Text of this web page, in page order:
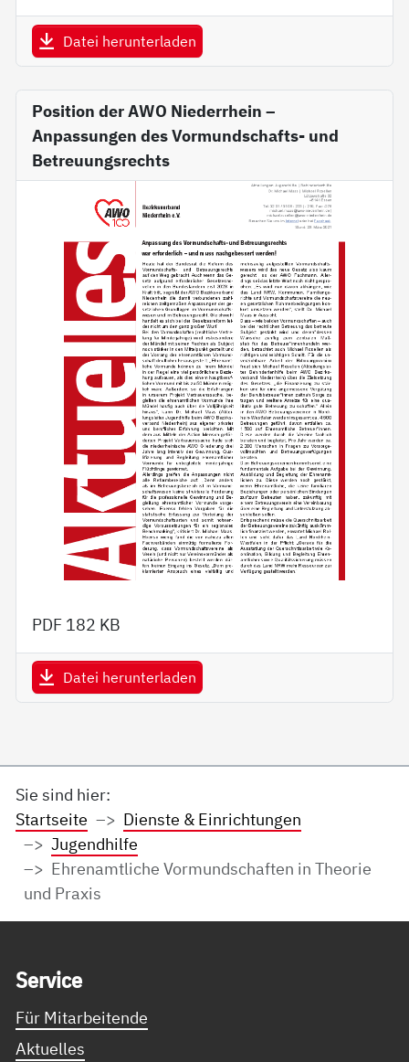
Datei herunterladen
Position der AWO Niederrhein –
Anpassungen des Vormundschafts- und
Betreuungsrechts
PDF 182 KB
Datei herunterladen
Sie sind hier:
Startseite
Dienste & Einrichtungen
Jugendhilfe
Ehrenamtliche Vormundschaften in Theorie
und Praxis
Ser­vice
Für Mitarbeitende
Aktuelles